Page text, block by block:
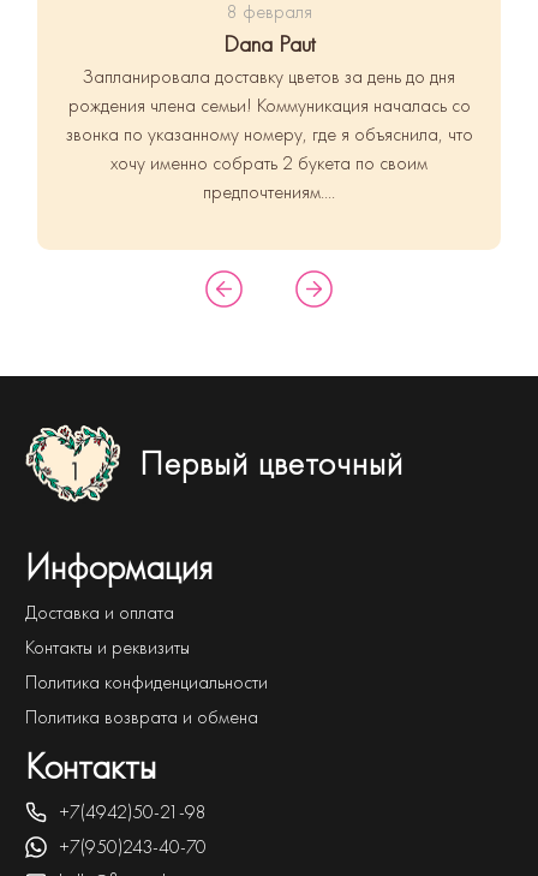
8 февраля
Dana Paut
Запланировала доставку цветов за день до дня
рождения члена семьи! Коммуникация началась со
звонка по указанному номеру, где я объяснила, что
хочу именно собрать 2 букета по своим
предпочтениям....
Первый цветочный
Информация
Доставка и оплата
Контакты и реквизиты
Политика конфиденциальности
Политика возврата и обмена
Контакты
+7(4942)50-21-98
+7(950)243-40-70